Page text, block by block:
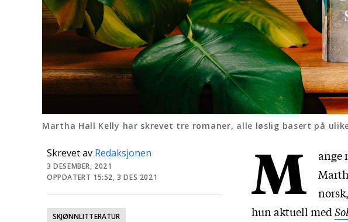
Martha Hall Kelly har skrevet tre romaner, alle løslig basert på
Skrevet av Redaksjonen
3 DESEMBER, 2021
OPPDATERT 15:52, 3 DES 2021
SKJØNNLITTERATUR
M
ange
hun aktuell med